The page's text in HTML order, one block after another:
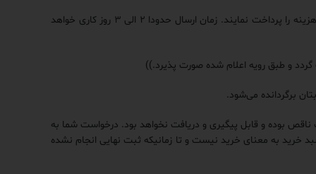
مشتریان شهرستان می‌توانند با انتخاب گزینه ارسال مستقیم به مقصد و یا انتخاب باربری، ضمن اضافه شدن مبلغ با توجه به استان‌های مورد نظر هزینه را پرداخت نمایند. زمان ارسال حدودا ۲ الی ۳ روز کاری خواهد
و طبق رویه اعلام شده صورت پذیرد.))
ناقص بوده و قابل پیگیری و دریافت نخواهد بود. درخواست شما به
خرید به معنای خرید نیست و تا زمانیکه ثبت نهایی انجام نشده